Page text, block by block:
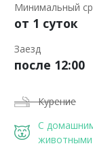
Минимальный
от 1 суток
Заезд
после 12:00
Курение
С
животными